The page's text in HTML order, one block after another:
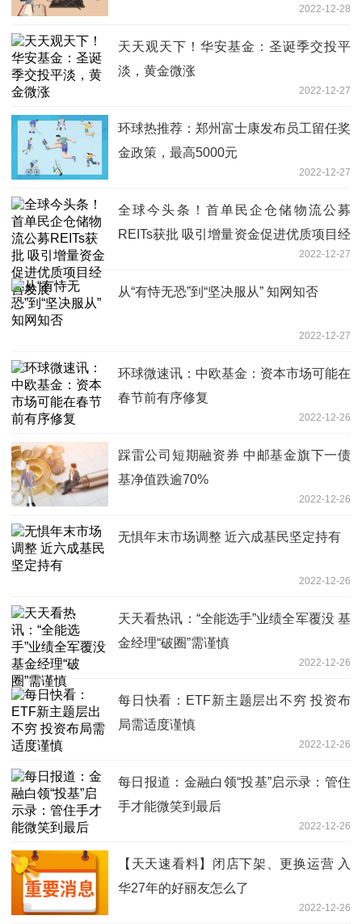
2022-12-28
天天观天下！华安基金：圣诞季交投平
淡，黄金微涨
2022-12-27
环球热推荐：郑州富士康发布员工留任奖
金政策，最高5000元
2022-12-27
全球今头条！首单民企仓储物流公募
REITs获批 吸引增量资金促进优质项目经
2022-12-27
从“有恃无恐”到“坚决服从” 知网知否
2022-12-27
环球微速讯：中欧基金：资本市场可能在
春节前有序修复
2022-12-26
踩雷公司短期融资券 中邮基金旗下一债
基净值跌逾70%
2022-12-26
无惧年末市场调整 近六成基民坚定持有
2022-12-26
天天看热讯：“全能选手”业绩全军覆没 基
金经理“破圈”需谨慎
2022-12-26
每日快看：ETF新主题层出不穷 投资布
局需适度谨慎
2022-12-26
每日报道：金融白领“投基”启示录：管住
手才能微笑到最后
2022-12-26
【天天速看料】闭店下架、更换运营 入
华27年的好丽友怎么了
2022-12-26